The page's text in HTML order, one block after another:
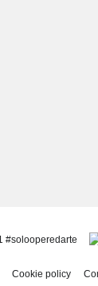
#solooperedarte
Cookie policy